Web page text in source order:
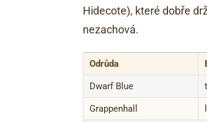
Hidecote), které dobře
nezachová.
Odrůda
Dwarf Blue
Grappenhall